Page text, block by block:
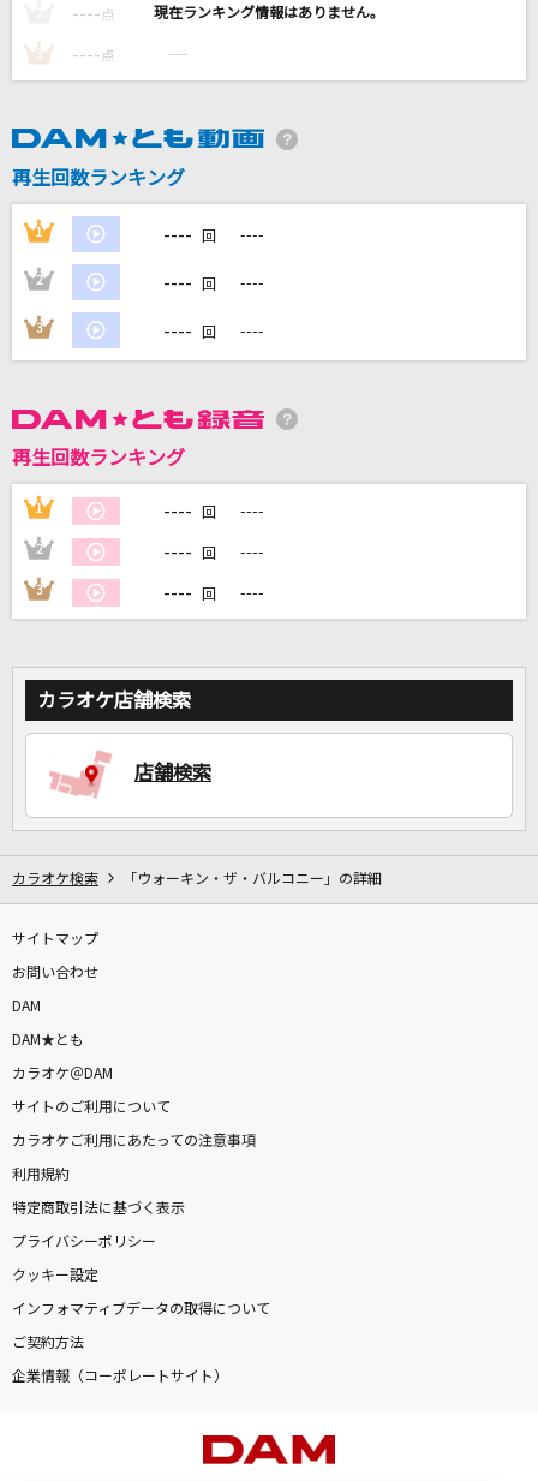
マカロニえんぴつ
Flowerwall
スキマスイッチ
カラオケ最新情報をチェック！
---- 点 ----
3 ---- 点 ----
再生回数ランキング
1 ---- 回 ----
2 ---- 回 ----
3 ---- 回 ----
再生回数ランキング
1 ---- 回 ----
2 ---- 回 ----
3 ---- 回 ----
カラオケ店舗検索
店舗検索
カラオケ検索 「ウォーキン・ザ・バルコニー」の詳細
サイトマップ
お問い合わせ
DAM
DAM★とも
カラオケ＠DAM
サイトのご利用について
カラオケご利用にあたっての注意事項
利用規約
特定商取引法に基づく表示
プライバシーポリシー
クッキー設定
インフォマティブデータの取得について
ご契約方法
企業情報（コーポレートサイト）